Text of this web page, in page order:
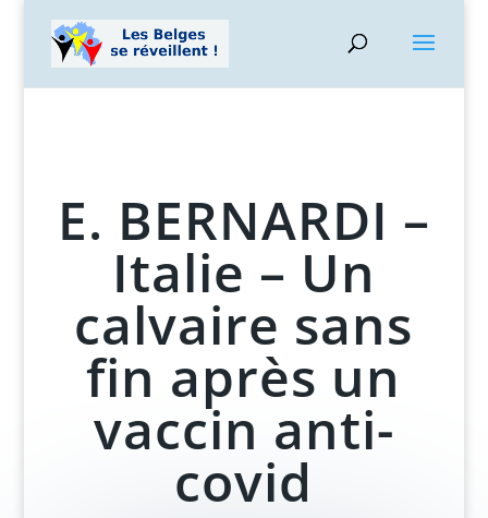
E. BERNARDI –
Italie – Un
calvaire sans
fin après un
vaccin anti-
covid